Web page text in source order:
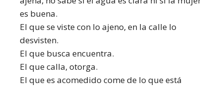
es buena.
El que se viste con lo ajeno, en la calle lo
desvisten.
El que busca encuentra.
El que calla, otorga.
El que es acomedido come de lo que está